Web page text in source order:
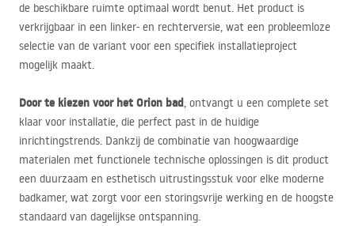
de beschikbare ruimte optimaal wordt benut. Het product is
verkrijgbaar in een linker- en rechterversie, wat een probleemloze
selectie van de variant voor een specifiek installatieproject
mogelijk maakt.
Door te kiezen voor het Orion bad, ontvangt u een complete set
klaar voor installatie, die perfect past in de huidige
inrichtingstrends. Dankzij de combinatie van hoogwaardige
materialen met functionele technische oplossingen is dit product
een duurzaam en esthetisch uitrustingsstuk voor elke moderne
badkamer, wat zorgt voor een storingsvrije werking en de hoogste
standaard van dagelijkse ontspanning.